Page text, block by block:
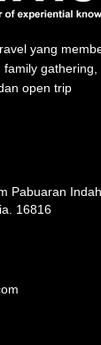
yang
open trip
Pabuaran
16816